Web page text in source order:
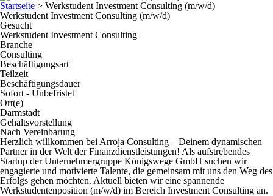
Startseite > Werkstudent Investment Consulting (m/w/d)
Werkstudent Investment Consulting (m/w/d)
Gesucht
Werkstudent Investment Consulting
Branche
Consulting
Beschäftigungsart
Teilzeit
Beschäftigungsdauer
Sofort - Unbefristet
Ort(e)
Darmstadt
Gehaltsvorstellung
Nach Vereinbarung
Herzlich willkommen bei Arroja Consulting – Deinem dynamischen
Partner in der Welt der Finanzdienstleistungen! Als aufstrebendes
Startup der Unternehmergruppe Königswege GmbH suchen wir
engagierte und motivierte Talente, die gemeinsam mit uns den Weg des
Erfolgs gehen möchten. Aktuell bieten wir eine spannende
Werkstudentenposition (m/w/d) im Bereich Investment Consulting an.